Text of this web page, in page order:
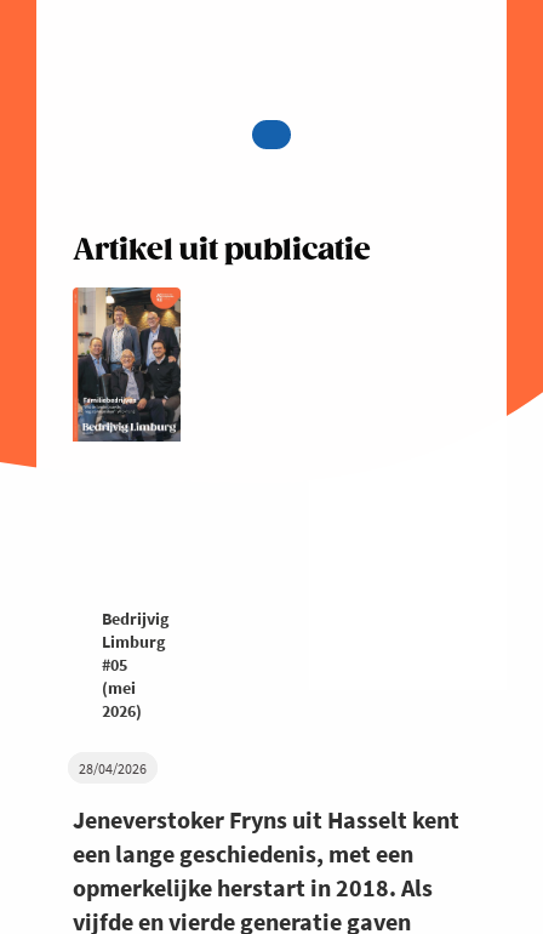
28/04/2026
Jeneverstoker Fryns uit Hasselt kent
een lange geschiedenis, met een
opmerkelijke herstart in 2018. Als
vijfde en vierde generatie gaven
Artikel uit publicatie
Bedrijvig
Limburg
#05
(mei
2026)